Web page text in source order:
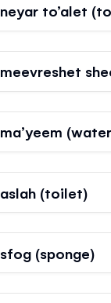
neyar to’alet
meevreshet
ma’yeem
aslah (toilet)
sfog (sponge)